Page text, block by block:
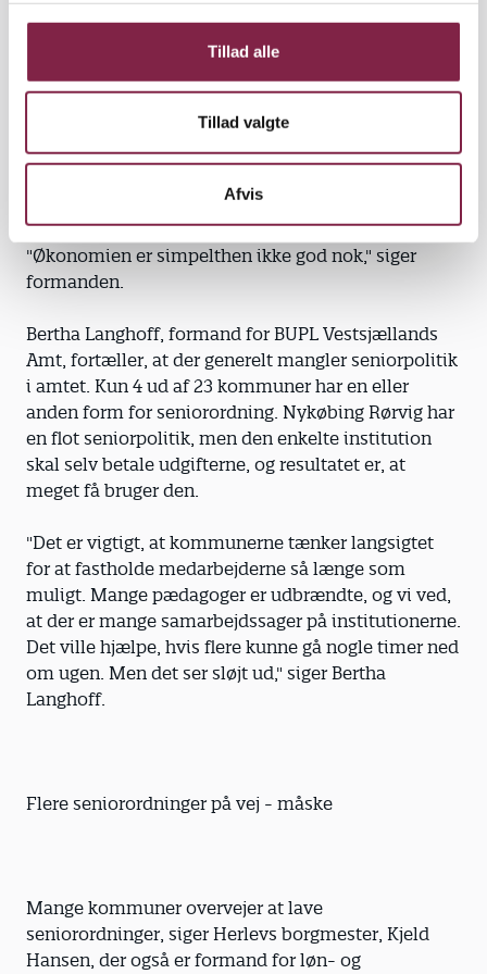
Tillad alle
Tillad valgte
Afvis
Pædagogerne i Esbjerg havde tidligere en rimelig
Amt, John Johannesen. De kunne gå ned på 30
timer og få 75 procent lønkompensation og fuld
pension. Men en ny aftale dækker kun en tredjedel
ordningen, fortæller formanden.
"Økonomien er simpelthen ikke god nok," siger
formanden.
Bertha Langhoff, formand for BUPL Vestsjællands
Amt, fortæller, at der generelt mangler seniorpolitik
i amtet. Kun 4 ud af 23 kommuner har en eller
anden form for seniorordning. Nykøbing Rørvig har
en flot seniorpolitik, men den enkelte institution
skal selv betale udgifterne, og resultatet er, at
meget få bruger den.
"Det er vigtigt, at kommunerne tænker langsigtet
for at fastholde medarbejderne så længe som
muligt. Mange pædagoger er udbrændte, og vi ved,
at der er mange samarbejdssager på institutionerne.
Det ville hjælpe, hvis flere kunne gå nogle timer ned
om ugen. Men det ser sløjt ud," siger Bertha
Langhoff.
Flere seniorordninger på vej - måske
Mange kommuner overvejer at lave
seniorordninger, siger Herlevs borgmester, Kjeld
Hansen, der også er formand for løn- og